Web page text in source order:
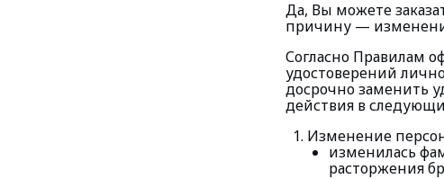
Да, Вы можете
причину —
Согласно Правилам
удостоверений
досрочно заменить
действия в
Изменение
изменилась
расторжения